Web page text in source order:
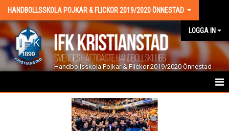
HANDBOLLSSKOLA POJKAR & FLICKOR 2019/2020 ÖNNESTAD
LOGGA IN
Handbollsskola Pojkar & Flickor 2019/2020 Önnestad